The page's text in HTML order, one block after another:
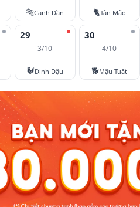
🐅Canh Dần 🐈Tân Mão
29
3/10
🐓Đinh Dậu
30
4/10
🐕Mậu Tuất